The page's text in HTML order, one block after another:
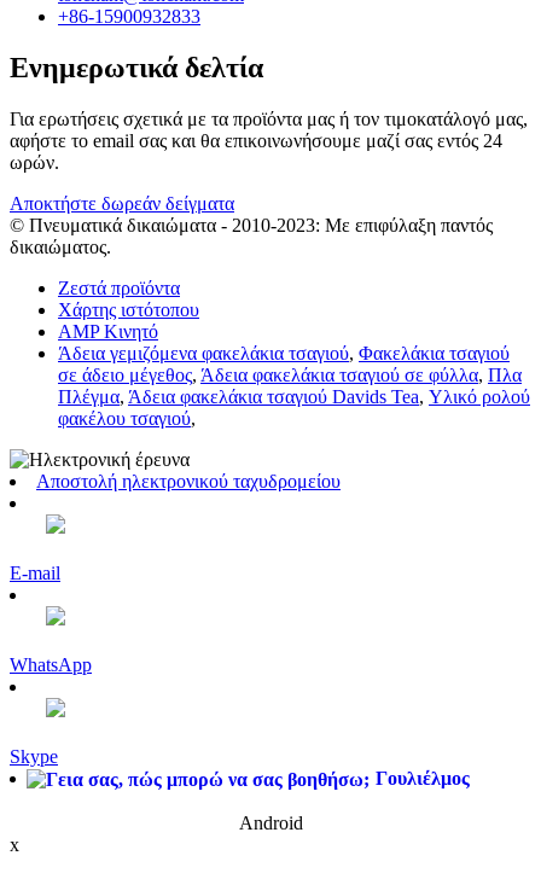
+86-15900932833
Ενημερωτικά δελτία
Για ερωτήσεις σχετικά με τα προϊόντα μας ή τον τιμοκατάλογό μας,
αφήστε το email σας και θα επικοινωνήσουμε μαζί σας εντός 24
ωρών.
Αποκτήστε δωρεάν δείγματα
© Πνευματικά δικαιώματα - 2010-2023: Με επιφύλαξη παντός
δικαιώματος.
Ζεστά προϊόντα
Χάρτης ιστότοπου
AMP Κινητό
Άδεια γεμιζόμενα φακελάκια τσαγιού, Φακελάκια τσαγιού
σε άδειο μέγεθος, Άδεια φακελάκια τσαγιού σε φύλλα, Πλα
Πλέγμα, Άδεια φακελάκια τσαγιού Davids Tea, Υλικό ρολού
φακέλου τσαγιού,
Αποστολή ηλεκτρονικού ταχυδρομείου
E-mail
WhatsApp
Skype
Γουλιέλμος
Android
x